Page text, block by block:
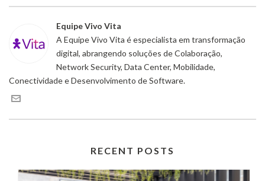
Equipe Vivo Vita
A Equipe Vivo Vita é especialista em transformação
digital, abrangendo soluções de Colaboração,
Network Security, Data Center, Mobilidade,
Conectividade e Desenvolvimento de Software.
RECENT POSTS